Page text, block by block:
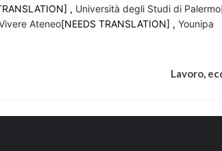
, Università degli Studi di Palermo
Ateneo[NEEDS TRANSLATION] , Younipa
Lavoro,